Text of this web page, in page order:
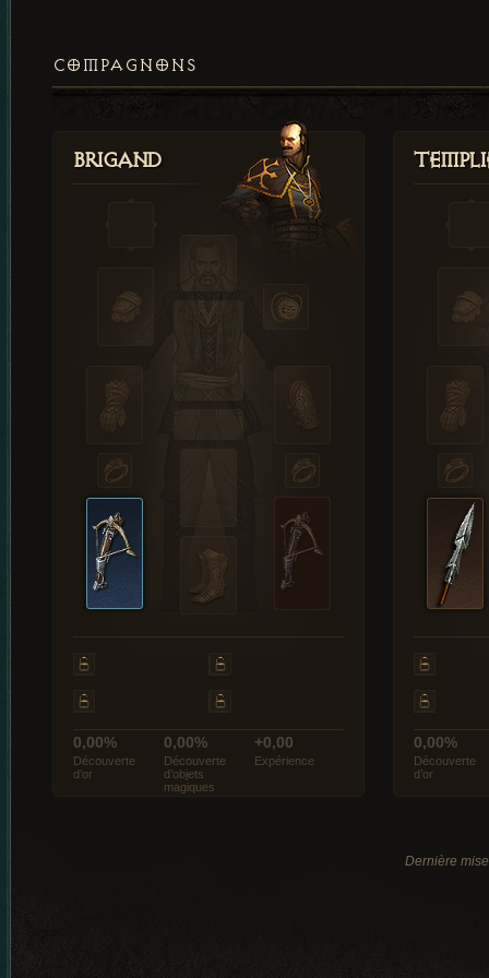
COMPAGNONS
Brigand
0,00%
Découverte
d’or
0,00%
Découverte
d’objets
magiques
+0,00
Expérience
0,00%
Découverte
d’or
Dernière